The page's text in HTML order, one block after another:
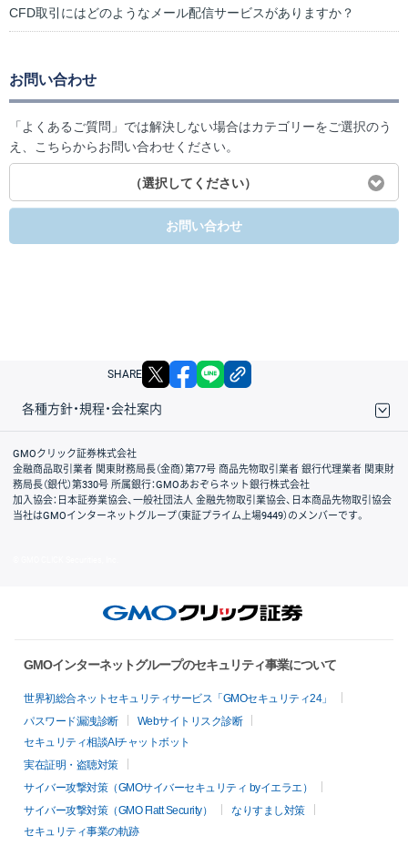
CFD取引にはどのようなメール配信サービスがありますか？
お問い合わせ
「よくあるご質問」では解決しない場合はカテゴリーをご選択のう
え、こちらからお問い合わせください。
（選択してください）
お問い合わせ
SHARE X facebook
各種方針・規程・会社案内
取引規程・約款
サイトマップ
その他のご案内
個人情報保護方針
最良執行方針
サイトのご利用について
ディスクレイマー
信託保全
リスク説明
会社案内
GMOクリック証券株式会社
金融商品取引業者 関東財務局長（金商）第77号 商品先物取引業者 銀行代理業者 関東財
務局長（銀代）第330号 所属銀行：GMOあおぞらネット銀行株式会社
加入協会：日本証券業協会、一般社団法人 金融先物取引業協会、日本商品先物取引協会
当社はGMOインターネットグループ（東証プライム上場9449）のメンバーです。
GMOインターネットグループのセキュリティ事業について
世界初総合ネットセキュリティサービス「GMOセキュリティ24」
パスワード漏洩診断
Webサイトリスク診断
セキュリティ相談AIチャットボット
実在証明・盗聴対策
サイバー攻撃対策（GMOサイバーセキュリティ byイエラエ）
サイバー攻撃対策（GMO Flatt Security）
なりすまし対策
セキュリティ事業の軌跡